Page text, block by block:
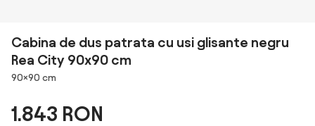
Cabina de dus patrata cu usi glisante negru
Rea City 90x90 cm
Dimensiuni
90×90 cm
1.843 RON